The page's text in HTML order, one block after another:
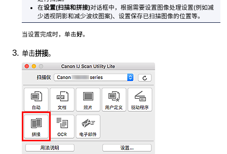
在设置(扫描和拼接)对话框中，根据需要设置图像处理设置(例如减
少透视阴影和减少波纹图案)、设置保存已扫描图像的位置等。
当设置完成时，单击好。
单击拼接。